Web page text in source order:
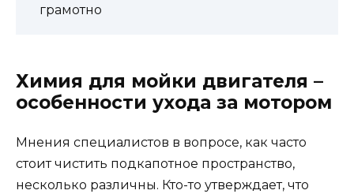
грамотно
Химия для мойки двигателя –
особенности ухода за мотором
Мнения специалистов в вопросе, как часто
стоит чистить подкапотное пространство,
несколько различны. Кто-то утверждает, что